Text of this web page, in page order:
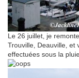
Le 26 juillet, je
Trouville, Deauville, et
effectuées sous la